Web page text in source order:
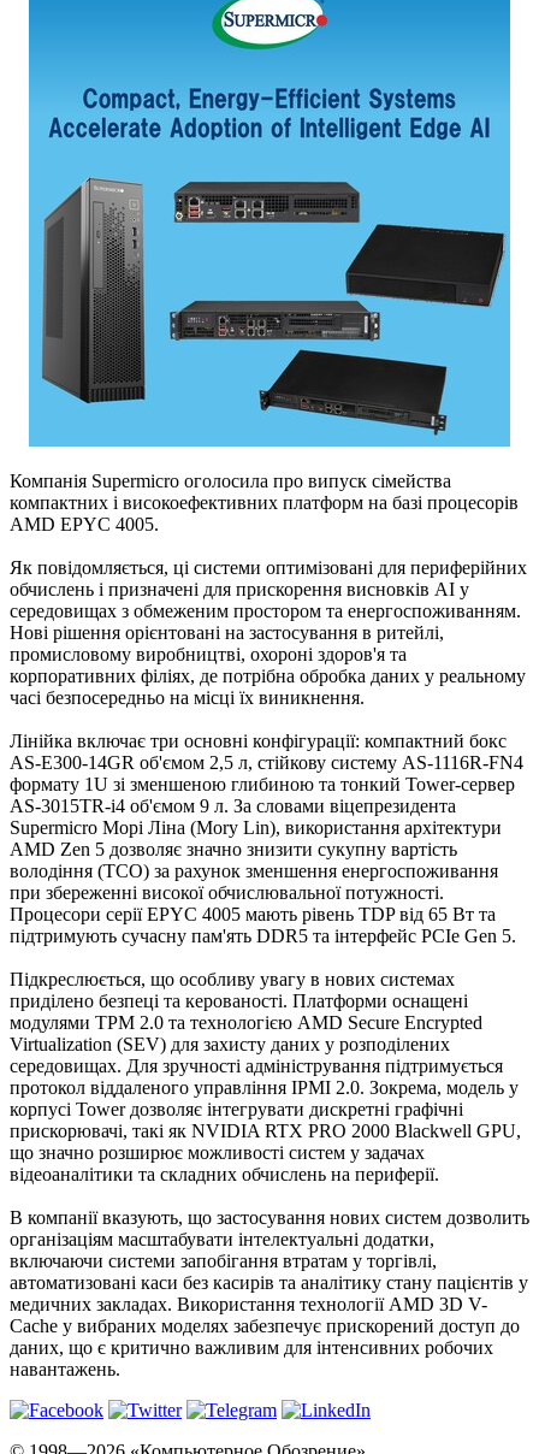
Компанія Supermicro оголосила про випуск сімейства
компактних і високоефективних платформ на базі процесорів
AMD EPYC 4005.
Як повідомляється, ці системи оптимізовані для периферійних
обчислень і призначені для прискорення висновків AI у
середовищах з обмеженим простором та енергоспоживанням.
Нові рішення орієнтовані на застосування в ритейлі,
промисловому виробництві, охороні здоров'я та
корпоративних філіях, де потрібна обробка даних у реальному
часі безпосередньо на місці їх виникнення.
Лінійка включає три основні конфігурації: компактний бокс
AS-E300-14GR об'ємом 2,5 л, стійкову систему AS-1116R-FN4
формату 1U зі зменшеною глибиною та тонкий Tower-сервер
AS-3015TR-i4 об'ємом 9 л. За словами віцепрезидента
Supermicro Морі Ліна (Mory Lin), використання архітектури
AMD Zen 5 дозволяє значно знизити сукупну вартість
володіння (TCO) за рахунок зменшення енергоспоживання
при збереженні високої обчислювальної потужності.
Процесори серії EPYC 4005 мають рівень TDP від 65 Вт та
підтримують сучасну пам'ять DDR5 та інтерфейс PCIe Gen 5.
Підкреслюється, що особливу увагу в нових системах
приділено безпеці та керованості. Платформи оснащені
модулями TPM 2.0 та технологією AMD Secure Encrypted
Virtualization (SEV) для захисту даних у розподілених
середовищах. Для зручності адміністрування підтримується
протокол віддаленого управління IPMI 2.0. Зокрема, модель у
корпусі Tower дозволяє інтегрувати дискретні графічні
прискорювачі, такі як NVIDIA RTX PRO 2000 Blackwell GPU,
що значно розширює можливості систем у задачах
відеоаналітики та складних обчислень на периферії.
В компанії вказують, що застосування нових систем дозволить
організаціям масштабувати інтелектуальні додатки,
включаючи системи запобігання втратам у торгівлі,
автоматизовані каси без касирів та аналітику стану пацієнтів у
медичних закладах. Використання технології AMD 3D V-
Cache у вибраних моделях забезпечує прискорений доступ до
даних, що є критично важливим для інтенсивних робочих
навантажень.